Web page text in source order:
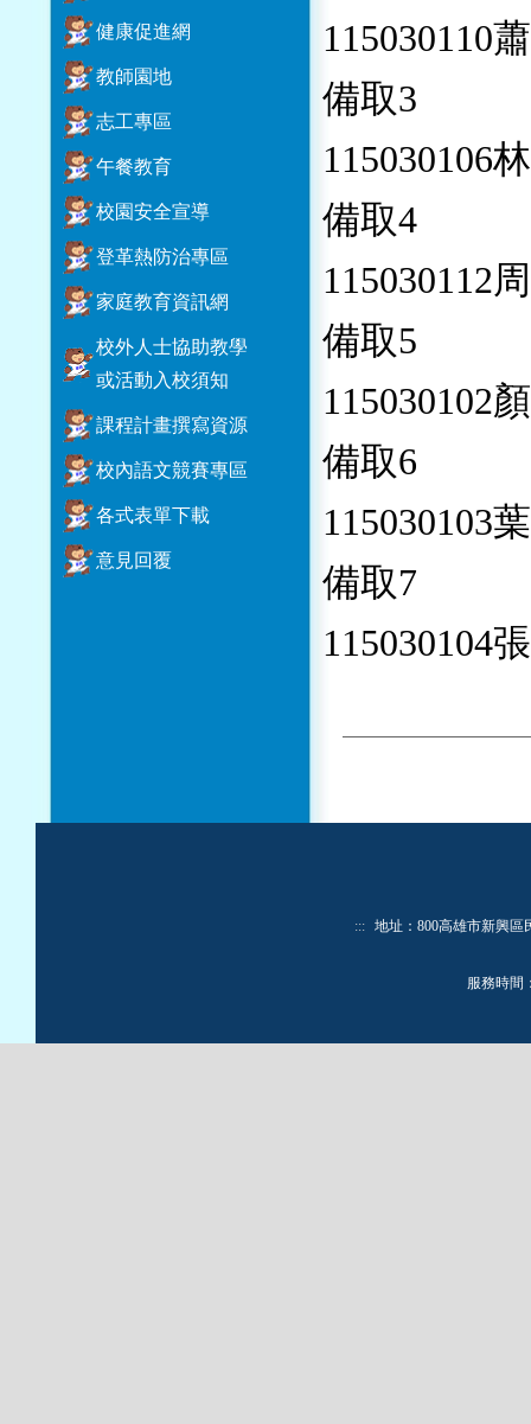
健康促進網
教師園地
志工專區
午餐教育
校園安全宣導
登革熱防治專區
家庭教育資訊網
校外人士協助教學
或活動入校須知
課程計畫撰寫資源
校內語文競賽專區
各式表單下載
意見回覆
115030110
備取3
115030106
備取4
115030112
備取5
115030102
備取6
115030103
備取7
115030104
::: 地址：800高雄市新興區
服務時間